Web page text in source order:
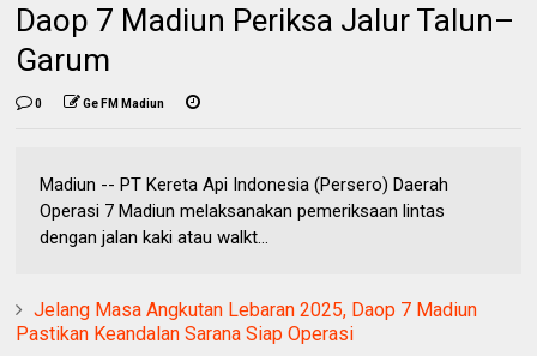
Daop 7 Madiun Periksa Jalur Talun–
Garum
0 Ge FM Madiun
Madiun -- PT Kereta Api Indonesia (Persero) Daerah
Operasi 7 Madiun melaksanakan pemeriksaan lintas
dengan jalan kaki atau walkt...
Jelang Masa Angkutan Lebaran 2025, Daop 7 Madiun
Pastikan Keandalan Sarana Siap Operasi